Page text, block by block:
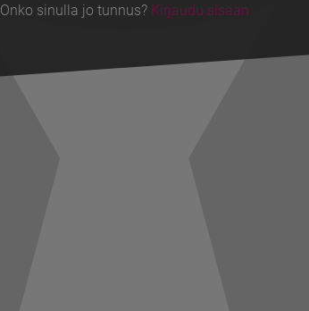
Onko sinulla jo tunnus? Kirjaudu sisään